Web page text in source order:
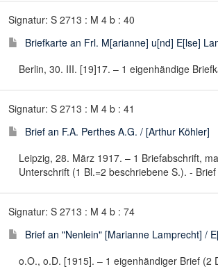
Signatur: S 2713 : M 4 b : 40
Briefkarte an Frl. M[arianne] u[nd] E[lse]
Berlin, 30. III. [19]17. – 1 eigenhändige
Signatur: S 2713 : M 4 b : 41
Brief an F.A. Perthes A.G. / [Arthur Köhler]
Leipzig, 28. März 1917. – 1 Briefabschrift,
Unterschrift (1 Bl.=2 beschriebene S.). - Brief
Signatur: S 2713 : M 4 b : 74
Brief an "Nenlein" [Marianne Lamprecht] /
o.O., o.D. [1915]. – 1 eigenhändiger Brief (2